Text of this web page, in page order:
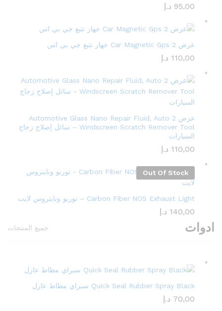
95,00 د.إ
عرض 2 Car Magnetic Gps جهاز تتبع جي بي اس
110,00 د.إ
عرض 2 Automotive Glass Nano Repair Fluid, Auto
Windscreen Scratch Remover Tool – سائل إصلاح زجاج
السيارات
110,00 د.إ
Out Of Stock
Carbon Fiber NOS Exhaust Light – توربو ونايتروس لايت
140,00 د.إ
ادوات جميع المنتجات
Quick Seal Rubber Spray Black سبراي مطاط عازل
70,00 د.إ